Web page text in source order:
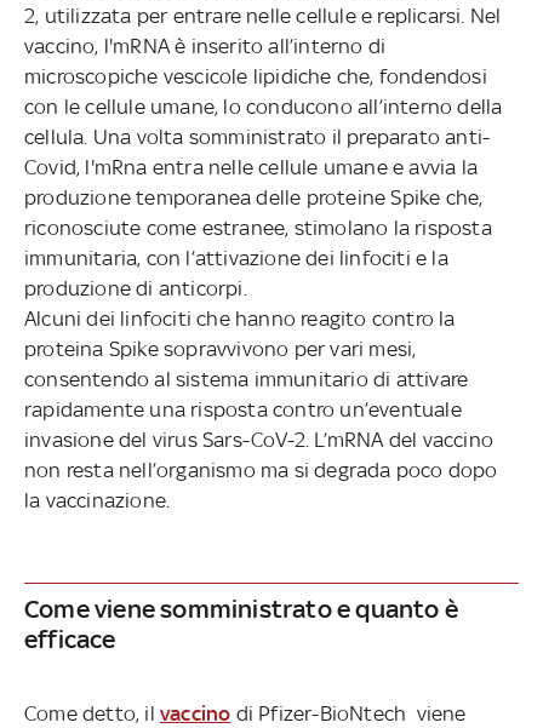
2, utilizzata per entrare nelle cellule e replicarsi. Nel
vaccino, l'mRNA è inserito all’interno di
microscopiche vescicole lipidiche che, fondendosi
con le cellule umane, lo conducono all’interno della
cellula. Una volta somministrato il preparato anti-
Covid, l'mRna entra nelle cellule umane e avvia la
produzione temporanea delle proteine Spike che,
riconosciute come estranee, stimolano la risposta
immunitaria, con l’attivazione dei linfociti e la
produzione di anticorpi.
Alcuni dei linfociti che hanno reagito contro la
proteina Spike sopravvivono per vari mesi,
consentendo al sistema immunitario di attivare
rapidamente una risposta contro un’eventuale
invasione del virus Sars-CoV-2. L’mRNA del vaccino
non resta nell’organismo ma si degrada poco dopo
la vaccinazione.
Come viene somministrato e quanto è
efficace
Come detto, il vaccino di Pfizer-BioNtech viene